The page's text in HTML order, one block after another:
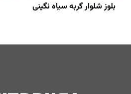
بلوز شلوار گربه سیاه نگینی